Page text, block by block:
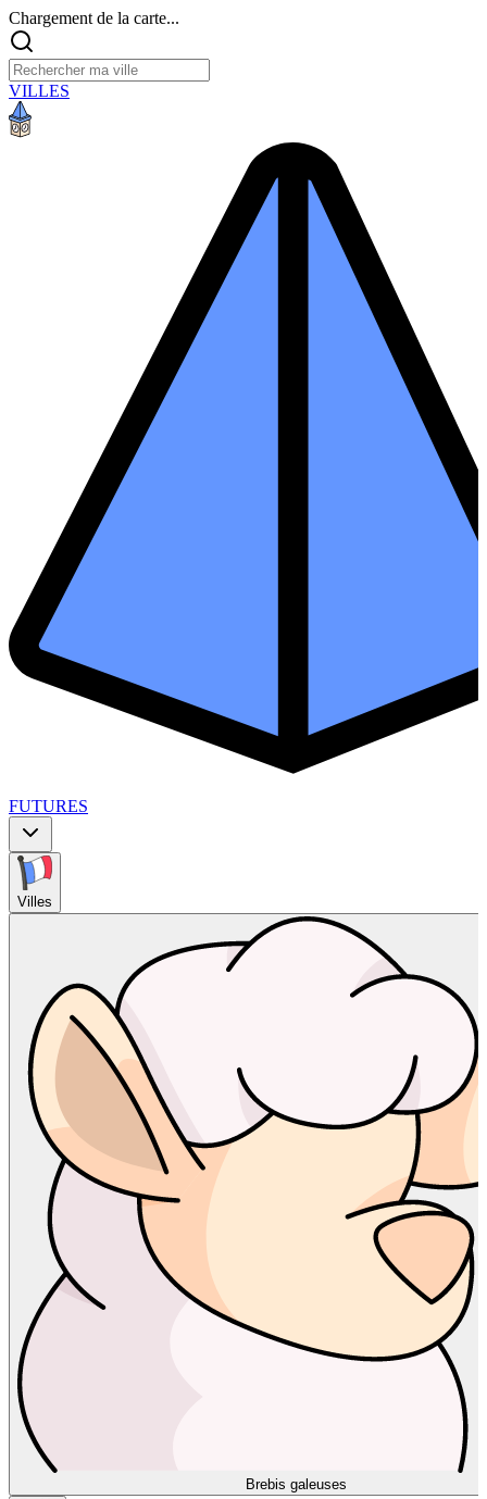
Chargement de la carte...
VILLES
FUTURES
Villes
Brebis galeuses